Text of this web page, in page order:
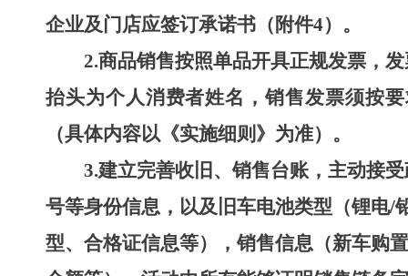
企业及门店应签订承诺书（附件4）。
2.商品销售按照单品开具正规发票，
抬头为个人消费者姓名，销售发票须按
（具体内容以《实施细则》为准）。
3.建立完善收旧、销售台账，主动接
号等身份信息，以及旧车电池类型（锂电/
型、合格证信息等），销售信息（新车购